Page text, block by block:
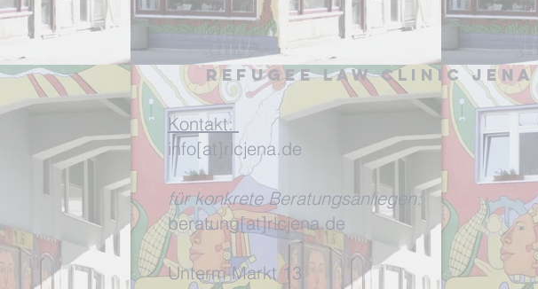
Refugee Law Clinic Jena
Kontakt:
info[at]rlcjena.de
für konkrete Beratungsanliegen:
beratung[at]rlcjena.de
Unterm Markt 13